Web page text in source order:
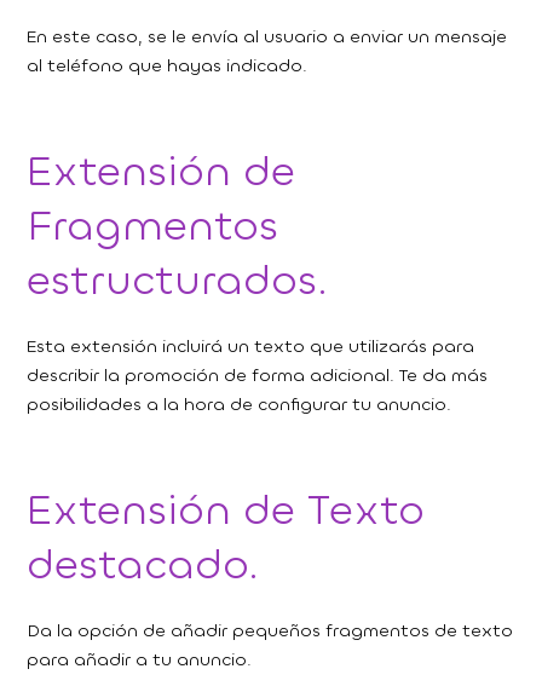
En este caso, se le envía al usuario a enviar un mensaje
al teléfono que hayas indicado.
Extensión de
Fragmentos
estructurados.
Esta extensión incluirá un texto que utilizarás para
describir la promoción de forma adicional. Te da más
posibilidades a la hora de configurar tu anuncio.
Extensión de Texto
destacado.
Da la opción de añadir pequeños fragmentos de texto
para añadir a tu anuncio.